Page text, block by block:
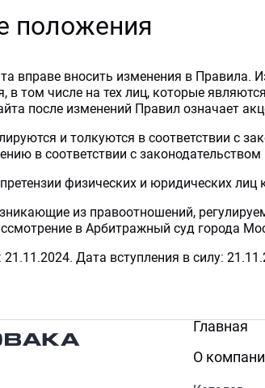
положения
вправе вносить изменения в Правила.
в том числе на тех лиц, которые
после изменений Правил означает
и толкуются в соответствии с
в соответствии с
физических и юридических
из правоотношений,
в Арбитражный суд города
Дата вступления в силу:
Главная
О